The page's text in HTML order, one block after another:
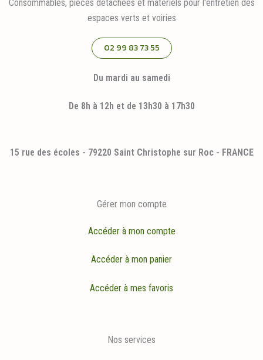
Consommables, pièces détachées et matériels pour l'entretien des
espaces verts et voiries
02 99 83 73 55
Du mardi au samedi
De 8h à 12h et de 13h30 à 17h30
15 rue des écoles - 79220 Saint Christophe sur Roc - FRANCE
Gérer mon compte
Accéder à mon compte
Accéder à mon panier
Accéder à mes favoris
Nos services